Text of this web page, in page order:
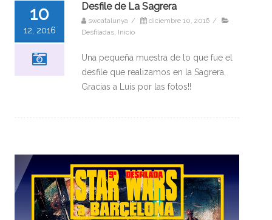
10
12, 2016
Desfile de La Sagrera
swcatalunya / diciembre 10, 2016 /
Desfiladas, Inicio
Una pequeña muestra de lo que fue el
desfile que realizamos en la Sagrera.
Gracias a Luis por las fotos!!